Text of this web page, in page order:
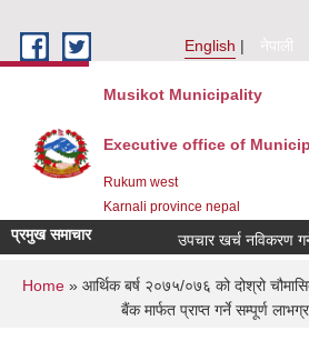
English
नेपाली
Musikot Municipality
Executive office of
Rukum west
Karnali province nepal
प्रमुख समाचार उपचार खर्च नविकरण गर्ने
You are here
Home » आर्थिक बर्ष २०७५/०७६ को दोश्रो
बैंक मार्फत प्राप्त गर्ने सम्पूर्ण